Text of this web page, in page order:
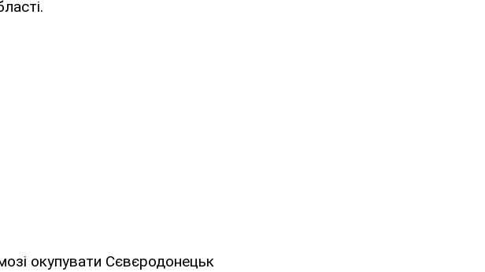
окупувати Сєвєродонецьк